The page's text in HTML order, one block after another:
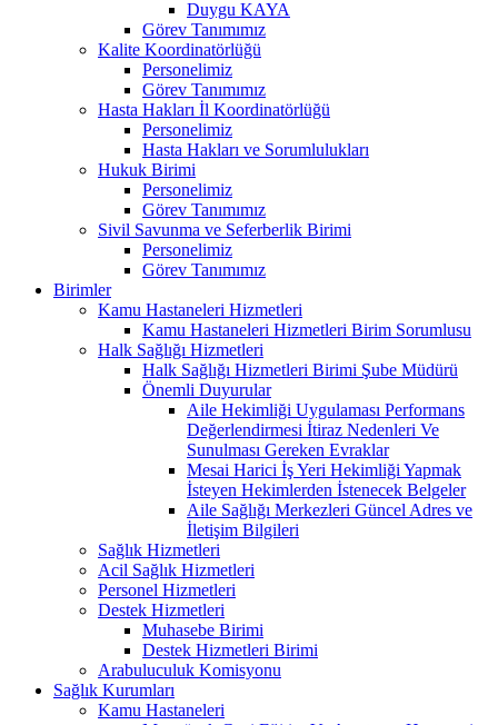
Duygu KAYA
Görev Tanımımız
Kalite Koordinatörlüğü
Personelimiz
Görev Tanımımız
Hasta Hakları İl Koordinatörlüğü
Personelimiz
Hasta Hakları ve Sorumlulukları
Hukuk Birimi
Personelimiz
Görev Tanımımız
Sivil Savunma ve Seferberlik Birimi
Personelimiz
Görev Tanımımız
Birimler
Kamu Hastaneleri Hizmetleri
Kamu Hastaneleri Hizmetleri Birim Sorumlusu
Halk Sağlığı Hizmetleri
Halk Sağlığı Hizmetleri Birimi Şube Müdürü
Önemli Duyurular
Aile Hekimliği Uygulaması Performans
Değerlendirmesi İtiraz Nedenleri Ve
Sunulması Gereken Evraklar
Mesai Harici İş Yeri Hekimliği Yapmak
İsteyen Hekimlerden İstenecek Belgeler
Aile Sağlığı Merkezleri Güncel Adres ve
İletişim Bilgileri
Sağlık Hizmetleri
Acil Sağlık Hizmetleri
Personel Hizmetleri
Destek Hizmetleri
Muhasebe Birimi
Destek Hizmetleri Birimi
Arabuluculuk Komisyonu
Sağlık Kurumları
Kamu Hastaneleri